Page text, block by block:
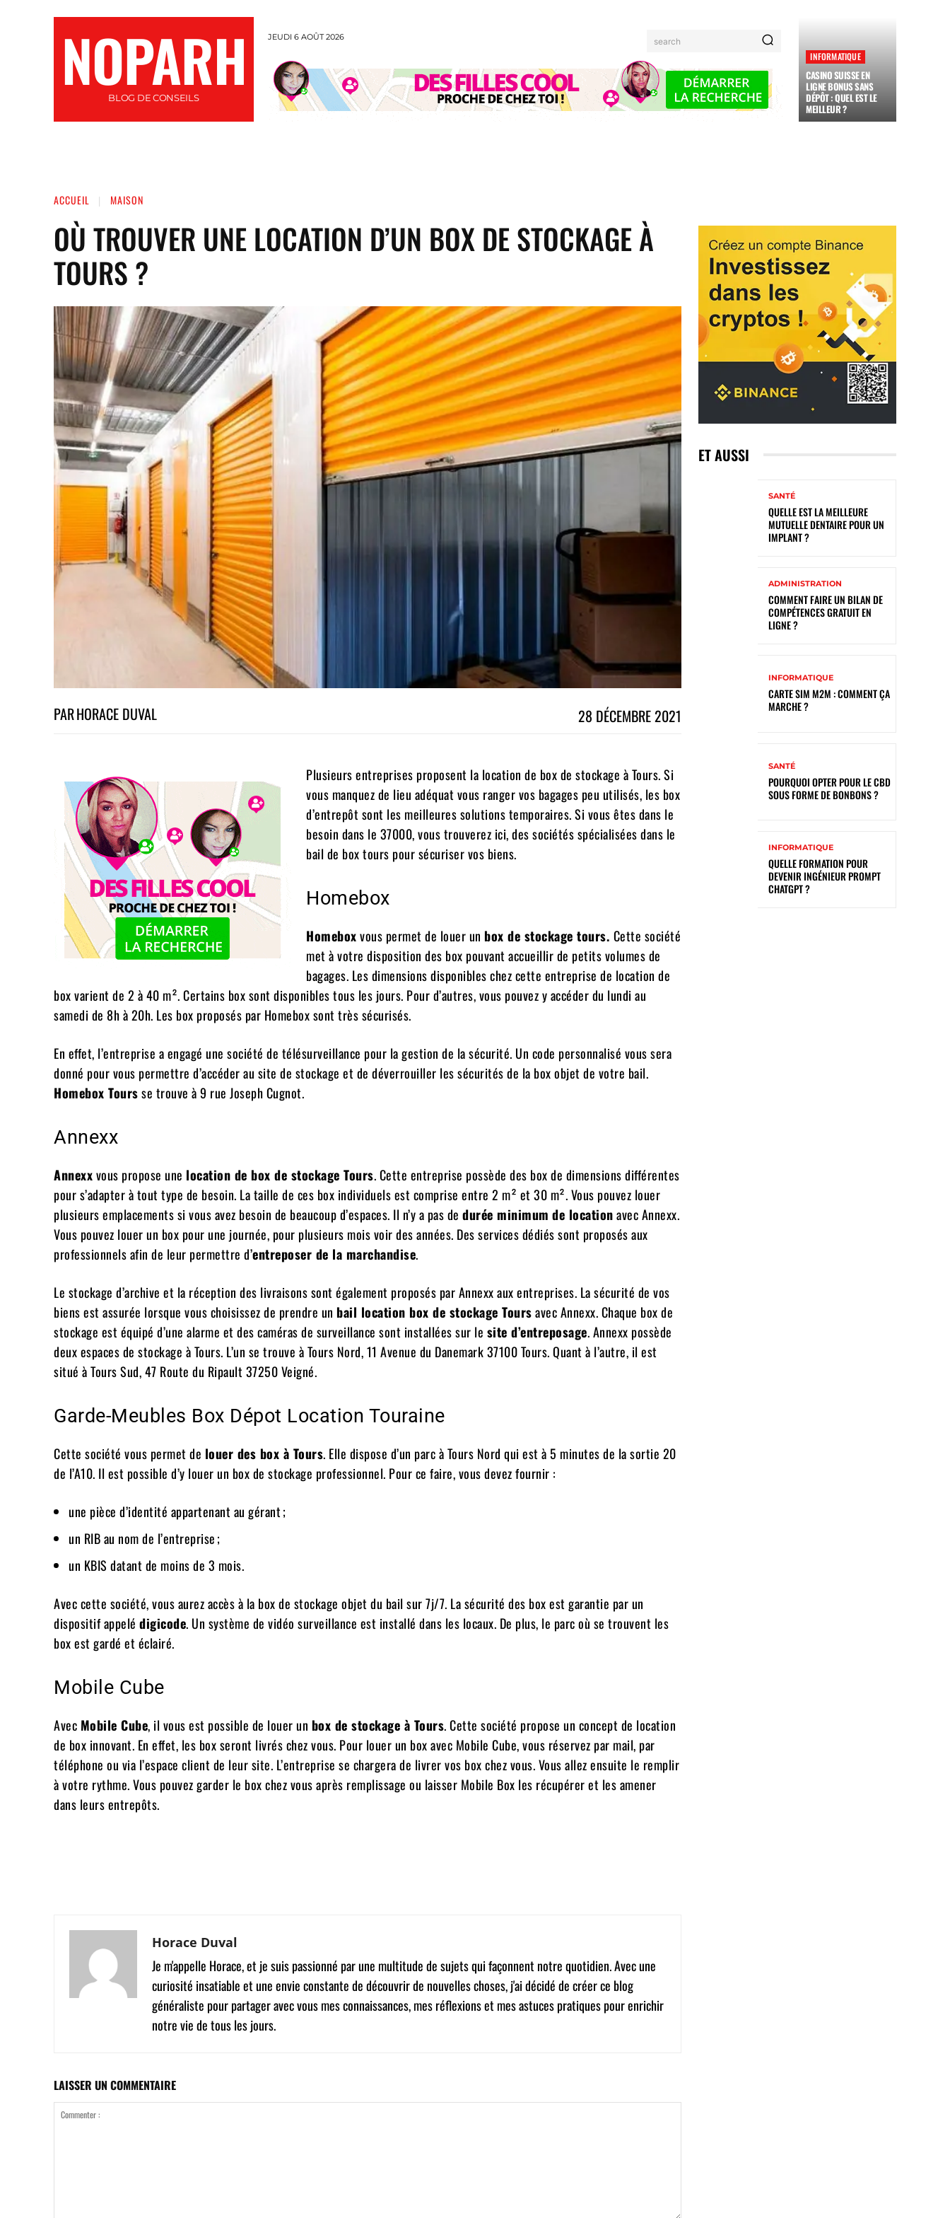
NOPARH
BLOG DE CONSEILS
JEUDI 6 AOÛT 2026 search
INFORMATIQUE
CASINO SUISSE EN
LIGNE BONUS SANS
DÉPÔT : QUEL EST LE
MEILLEUR ?
ACCUEIL MAISON
OÙ TROUVER UNE LOCATION D’UN BOX DE STOCKAGE À
TOURS ?
PARHORACE DUVAL 28 DÉCEMBRE 2021
Plusieurs entreprises proposent la location de box de stockage à Tours. Si
vous manquez de lieu adéquat vous ranger vos bagages peu utilisés, les box
d’entrepôt sont les meilleures solutions temporaires. Si vous êtes dans le
besoin dans le 37000, vous trouverez ici, des sociétés spécialisées dans le
bail de box tours pour sécuriser vos biens.
Homebox
Homeboxvous permet de louer un box de stockage tours. Cette société
met à votre disposition des box pouvant accueillir de petits volumes de
bagages. Les dimensions disponibles chez cette entreprise de location de
box varient de 2 à 40 m². Certains box sont disponibles tous les jours. Pour d’autres, vous pouvez y accéder du lundi au
samedi de 8h à 20h. Les box proposés par Homebox sont très sécurisés.
En effet, l’entreprise a engagé une société de télésurveillance pour la gestion de la sécurité. Un code personnalisé vous sera
donné pour vous permettre d’accéder au site de stockage et de déverrouiller les sécurités de la box objet de votre bail.
Homebox Toursse trouve à 9 rue Joseph Cugnot.
Annexx
Annexxvous propose une location de box de stockage Tours. Cette entreprise possède des box de dimensions différentes
pour s’adapter à tout type de besoin. La taille de ces box individuels est comprise entre 2 m² et 30 m². Vous pouvez louer
plusieurs emplacements si vous avez besoin de beaucoup d’espaces. Il n’y a pas de durée minimum de locationavec Annexx.
Vous pouvez louer un box pour une journée, pour plusieurs mois voir des années. Des services dédiés sont proposés aux
professionnels afin de leur permettre d’entreposer de la marchandise.
Le stockage d’archive et la réception des livraisons sont également proposés par Annexx aux entreprises. La sécurité de vos
biens est assurée lorsque vous choisissez de prendre un bail location box de stockage Toursavec Annexx. Chaque box de
stockage est équipé d’une alarme et des caméras de surveillance sont installées sur le site d’entreposage. Annexx possède
deux espaces de stockage à Tours. L’un se trouve à Tours Nord, 11 Avenue du Danemark 37100 Tours. Quant à l’autre, il est
situé à Tours Sud, 47 Route du Ripault 37250 Veigné.
Garde-Meubles Box Dépot Location Touraine
Cette société vous permet de louer des box à Tours. Elle dispose d’un parc à Tours Nord qui est à 5 minutes de la sortie 20
de l’A10. Il est possible d’y louer un box de stockage professionnel. Pour ce faire, vous devez fournir :
une pièce d’identité appartenant au gérant ;
un RIB au nom de l’entreprise ;
un KBIS datant de moins de 3 mois.
Avec cette société, vous aurez accès à la box de stockage objet du bail sur 7j/7. La sécurité des box est garantie par un
dispositif appelé digicode. Un système de vidéo surveillance est installé dans les locaux. De plus, le parc où se trouvent les
box est gardé et éclairé.
Mobile Cube
Avec Mobile Cube, il vous est possible de louer un box de stockage à Tours. Cette société propose un concept de location
de box innovant. En effet, les box seront livrés chez vous. Pour louer un box avec Mobile Cube, vous réservez par mail, par
téléphone ou via l’espace client de leur site. L’entreprise se chargera de livrer vos box chez vous. Vous allez ensuite le remplir
à votre rythme. Vous pouvez garder le box chez vous après remplissage ou laisser Mobile Box les récupérer et les amener
dans leurs entrepôts.
Horace Duval
Je m'appelle Horace, et je suis passionné par une multitude de sujets qui façonnent notre quotidien. Avec une
curiosité insatiable et une envie constante de découvrir de nouvelles choses, j'ai décidé de créer ce blog
généraliste pour partager avec vous mes connaissances, mes réflexions et mes astuces pratiques pour enrichir
notre vie de tous les jours.
LAISSER UN COMMENTAIRE
ET AUSSI
SANTÉ
QUELLE EST LA MEILLEURE
MUTUELLE DENTAIRE POUR UN
IMPLANT ?
ADMINISTRATION
COMMENT FAIRE UN BILAN DE
COMPÉTENCES GRATUIT EN
LIGNE ?
INFORMATIQUE
CARTE SIM M2M : COMMENT ÇA
MARCHE ?
SANTÉ
POURQUOI OPTER POUR LE CBD
SOUS FORME DE BONBONS ?
INFORMATIQUE
QUELLE FORMATION POUR
DEVENIR INGÉNIEUR PROMPT
CHATGPT ?